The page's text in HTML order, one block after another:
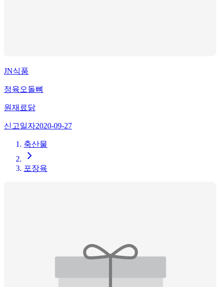
JN식품
정육오돌뼈
원재료닭
신고일자2020-09-27
축산물
포장육